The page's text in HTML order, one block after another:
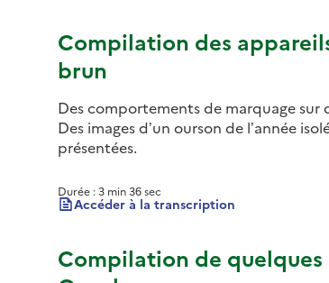
Compilation des
brun
Des comportements de marquage sur
Des images d’un ourson de l’année
présentées.
Durée : 3 min 36 sec
Accéder à la transcription
Vidéo Vimeo [Compilation des appareils
Compilation de quelques